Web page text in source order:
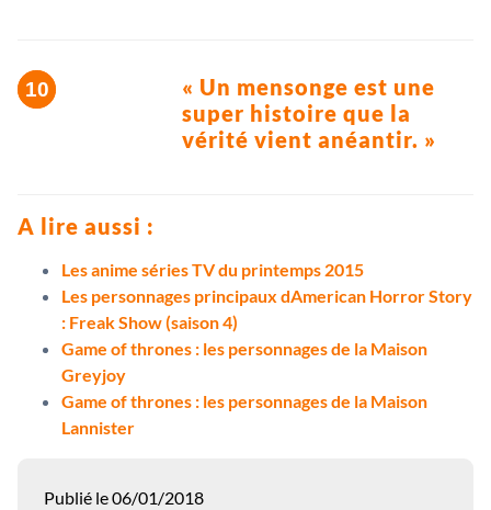
« Un mensonge est une
super histoire que la
vérité vient anéantir. »
A lire aussi :
Les anime séries TV du printemps 2015
Les personnages principaux dAmerican Horror Story
: Freak Show (saison 4)
Game of thrones : les personnages de la Maison
Greyjoy
Game of thrones : les personnages de la Maison
Lannister
Publié le 06/01/2018